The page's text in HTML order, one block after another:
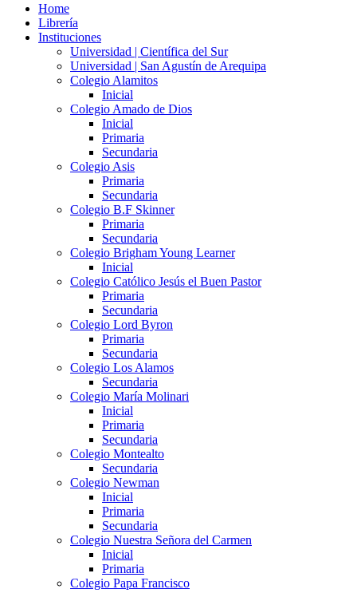
Home
Librería
Instituciones
Universidad | Científica del Sur
Universidad | San Agustín de Arequipa
Colegio Alamitos
Inicial
Colegio Amado de Dios
Inicial
Primaria
Secundaria
Colegio Asis
Primaria
Secundaria
Colegio B.F Skinner
Primaria
Secundaria
Colegio Brigham Young Learner
Inicial
Colegio Católico Jesús el Buen Pastor
Primaria
Secundaria
Colegio Lord Byron
Primaria
Secundaria
Colegio Los Alamos
Secundaria
Colegio María Molinari
Inicial
Primaria
Secundaria
Colegio Montealto
Secundaria
Colegio Newman
Inicial
Primaria
Secundaria
Colegio Nuestra Señora del Carmen
Inicial
Primaria
Colegio Papa Francisco